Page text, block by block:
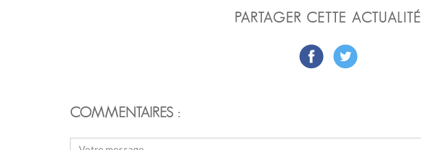
PARTAGER CETTE ACTUALITÉ
COMMENTAIRES :